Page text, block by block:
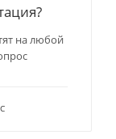
на любой